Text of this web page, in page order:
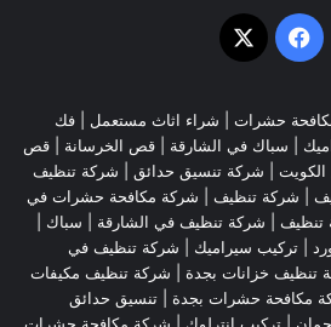
فيسبوك
‫X
حشرات شراء اثاث مستعمل
فك
| سباك في الشارقة قص الخرسانة | قص
شركة تنسيق حدائق
شركة تنظيف
شركة تنظيف
شركة مكافحة حشرات في
تنظيف شركة تنظيف في الشارقة | سباك |
| تركيب سيراميك
شركة تنظيف في
تنظيف خزانات بجدة
شركة تنظيف مكيفات
مكافحة حشرات بجدة
تنسيق حدائق
| تركيب انترلوك | شركة مكافحة حشرات